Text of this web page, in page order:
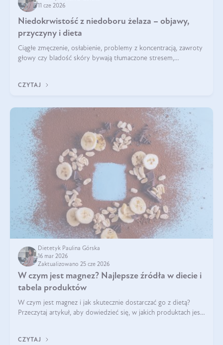
11 cze 2026
Niedokrwistość z niedoboru żelaza – objawy,
przyczyny i dieta
Ciągłe zmęczenie, osłabienie, problemy z koncentracją, zawroty
głowy czy bladość skóry bywają tłumaczone stresem,
CZYTAJ
Dietetyk Paulina Górska
16 mar 2026
Zaktualizowano 25 cze 2026
W czym jest magnez? Najlepsze źródła w diecie i
tabela produktów
W czym jest magnez i jak skutecznie dostarczać go z dietą?
Przeczytaj artykuł, aby dowiedzieć się, w jakich produktach jest
CZYTAJ